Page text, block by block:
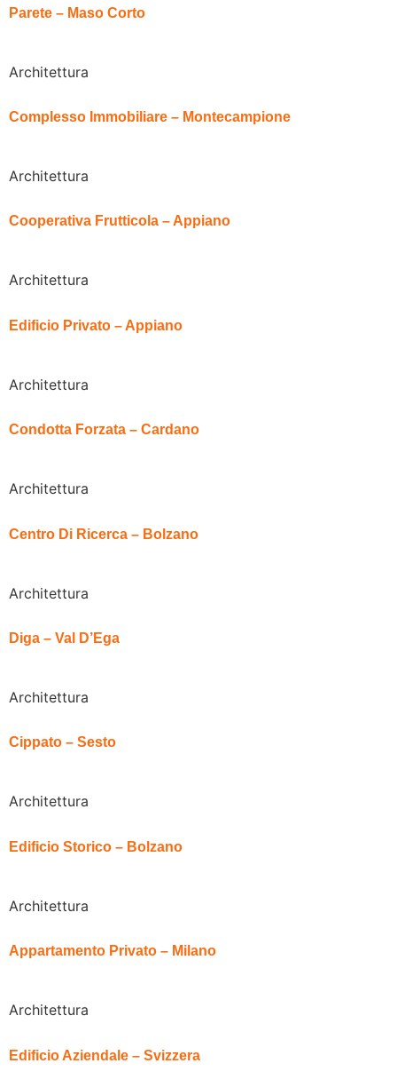
Parete – Maso Corto
Architettura
Complesso Immobiliare – Montecampione
Architettura
Cooperativa Frutticola – Appiano
Architettura
Edificio Privato – Appiano
Architettura
Condotta Forzata – Cardano
Architettura
Centro Di Ricerca – Bolzano
Architettura
Diga – Val D’Ega
Architettura
Cippato – Sesto
Architettura
Edificio Storico – Bolzano
Architettura
Appartamento Privato – Milano
Architettura
Edificio Aziendale – Svizzera